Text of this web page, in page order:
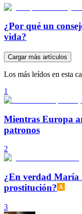
¿Por qué un
vida?
Cargar más artículos
Los más leídos en esta
1
Mientras Europa
patronos
2
¿En verdad María
prostitución?
3